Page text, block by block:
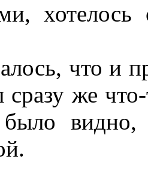
хотелось
что и
сразу же
видно,